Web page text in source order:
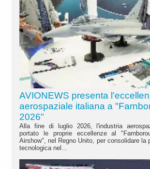
AVIONEWS presenta
aerospaziale italiana a
2026"
Alla fine di luglio 2026, l'industria
portato le proprie eccellenze al
Airshow", nel Regno Unito, per consolidare la
tecnologica nel...